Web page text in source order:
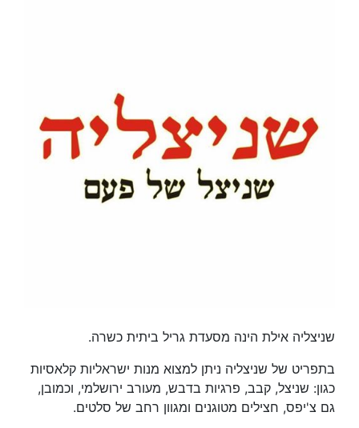
שניצליה אילת הינה מסעדת גריל ביתית כשרה.
בתפריט של שניצליה ניתן למצוא מנות ישראליות קלאסיות
כגון: שניצל, קבב, פרגיות בדבש, מעורב ירושלמי, וכמובן,
גם צ'יפס, חצילים מטוגנים ומגוון רחב של סלטים.